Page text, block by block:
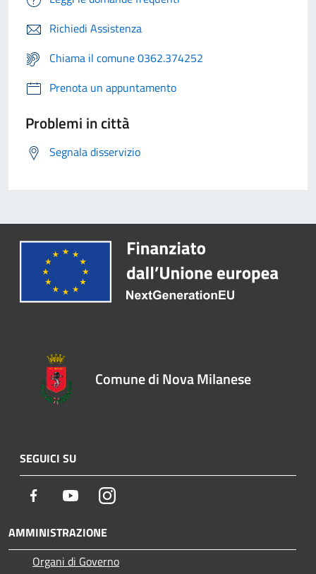
Richiedi Assistenza
Chiama il comune 0362.374252
Prenota un appuntamento
Problemi in città
Segnala disservizio
Comune di Nova Milanese
SEGUICI SU
Facebook YoutubeInstagram
AMMINISTRAZIONE
Organi di Governo